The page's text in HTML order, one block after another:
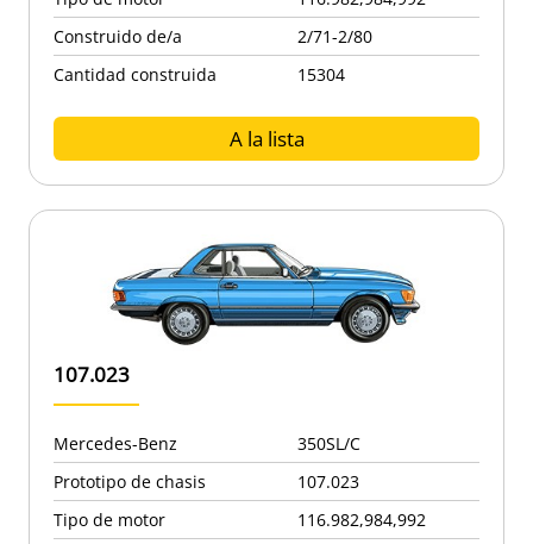
Construido de/a
2/71-2/80
Cantidad construida
15304
A la lista
107.023
Mercedes-Benz
350SL/C
Prototipo de chasis
107.023
Tipo de motor
116.982,984,992